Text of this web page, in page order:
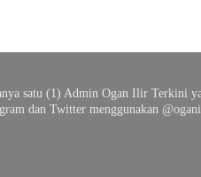
satu (1) Admin Ogan Ilir Terkini
dan Twitter menggunakan